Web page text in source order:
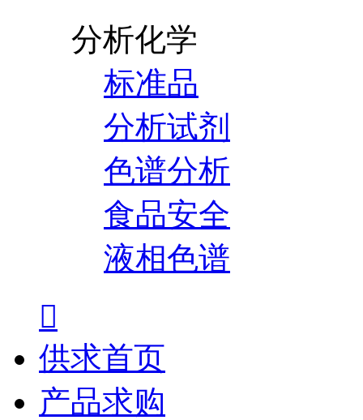
分析化学
标准品
分析试剂
色谱分析
食品安全
液相色谱

供求首页
产品求购